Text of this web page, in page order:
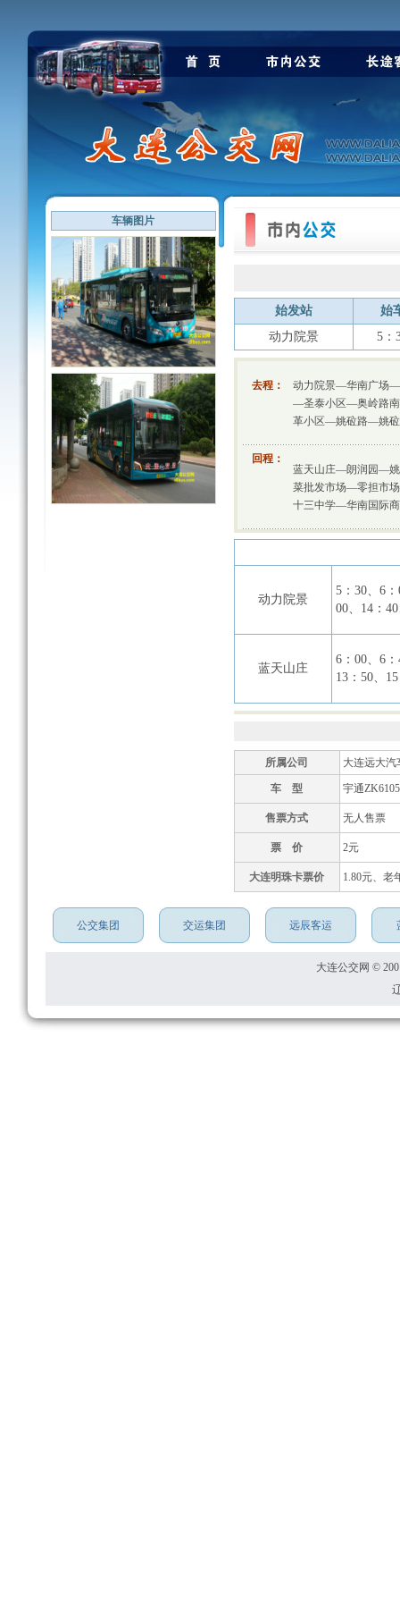
车辆图片
始发站
始
动力院景
5：
去程：
动力院景—华南广场
—圣泰小区—奥岭路
革小区—姚砬路—姚
回程：
蓝天山庄—朗润园—
菜批发市场—零担市
十三中学—华南国际
动力院景
5：30、6
00、14：
蓝天山庄
6：00、6
13：50、
所属公司 大连远大汽
车 型 宇通
售票方式 无人售票
票 价 2元
大连明珠卡票价 1.80元、老
公交集团 交运集团 远辰客运
大连公交网 ©